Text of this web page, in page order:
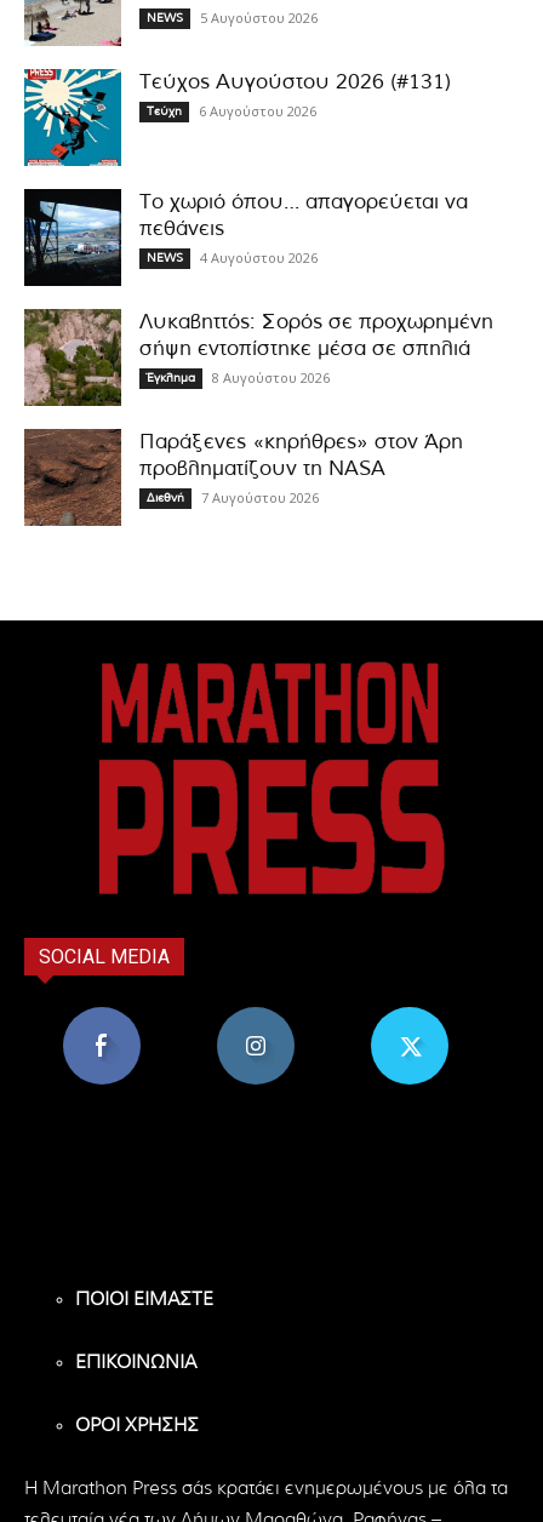
NEWS 5 Αυγούστου 2026
Τεύχος Αυγούστου 2026 (#131)
Τεύχη 6 Αυγούστου 2026
Το χωριό όπου… απαγορεύεται να
πεθάνεις
NEWS 4 Αυγούστου 2026
Λυκαβηττός: Σορός σε προχωρημένη
σήψη εντοπίστηκε μέσα σε σπηλιά
Έγκλημα 8 Αυγούστου 2026
Παράξενες «κηρήθρες» στον Άρη
προβληματίζουν τη NASA
Διεθνή 7 Αυγούστου 2026
SOCIAL MEDIA
ΠΟΙΟΙ ΕΙΜΑΣΤΕ
ΕΠΙΚΟΙΝΩΝΙΑ
ΟΡΟΙ ΧΡΗΣΗΣ
H Marathon Press σάς κρατάει ενημερωμένους με όλα τα